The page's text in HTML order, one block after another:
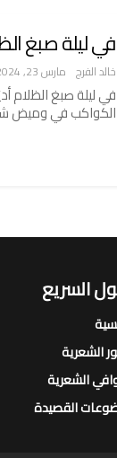
في ليلة صبغ
خالد الفرج مارس 23, 2024
في ليلة صبغ الظلام
الكواكب في وميض
السريع
الشعرية​
الشعرية​
القصيدة​